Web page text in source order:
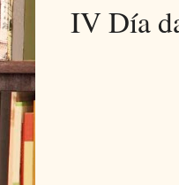
IV Día